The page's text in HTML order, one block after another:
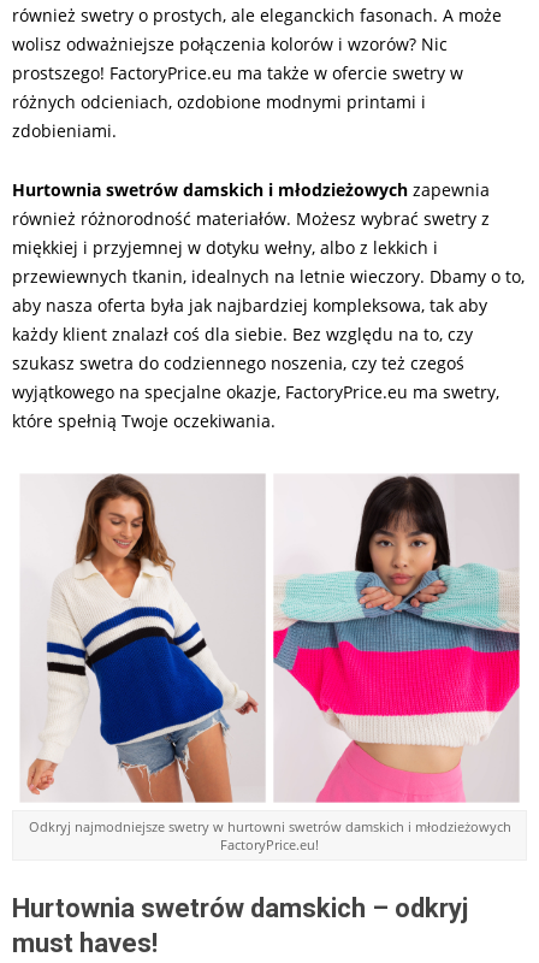
również swetry o prostych, ale eleganckich fasonach. A może
wolisz odważniejsze połączenia kolorów i wzorów? Nic
prostszego! FactoryPrice.eu ma także w ofercie swetry w
różnych odcieniach, ozdobione modnymi printami i
zdobieniami.
Hurtownia swetrów damskich i młodzieżowych zapewnia
również różnorodność materiałów. Możesz wybrać swetry z
miękkiej i przyjemnej w dotyku wełny, albo z lekkich i
przewiewnych tkanin, idealnych na letnie wieczory. Dbamy o to,
aby nasza oferta była jak najbardziej kompleksowa, tak aby
każdy klient znalazł coś dla siebie. Bez względu na to, czy
szukasz swetra do codziennego noszenia, czy też czegoś
wyjątkowego na specjalne okazje, FactoryPrice.eu ma swetry,
które spełnią Twoje oczekiwania.
Odkryj najmodniejsze swetry w hurtowni swetrów damskich i młodzieżowych
FactoryPrice.eu!
Hurtownia swetrów damskich – odkryj
must haves!